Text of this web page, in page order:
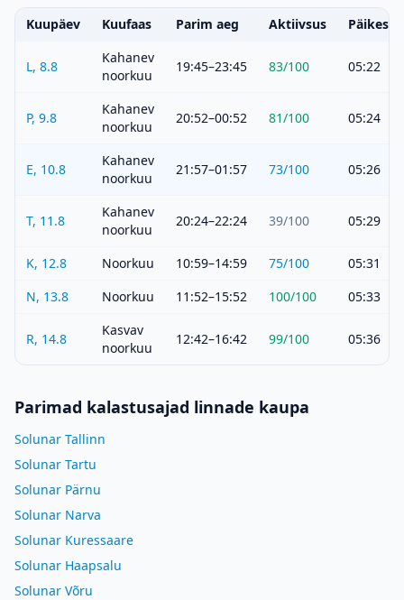
Kuupäev Kuufaas Parim aeg Aktiivsus
L, 8.8
Kahanev
noorkuu
19:45–23:45 83/100 05:22
P, 9.8
Kahanev
noorkuu
20:52–00:52 81/100 05:24
E, 10.8
Kahanev
noorkuu
21:57–01:57 73/100 05:26
T, 11.8
Kahanev
noorkuu
20:24–22:24 39/100 05:29
K, 12.8 Noorkuu 10:59–14:59 75/100
05:31
N, 13.8
Noorkuu 11:52–15:52 100/100 05:33
R, 14.8
Kasvav
noorkuu
12:42–16:42 99/100 05:36
Parimad kalastusajad linnade kaupa
Solunar Tallinn
Solunar Tartu
Solunar Pärnu
Solunar Narva
Solunar Kuressaare
Solunar Haapsalu
Solunar Võru